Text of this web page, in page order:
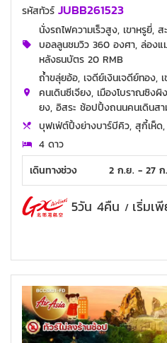
รหัสทัวร์ JUBB261523
นั่งรถไฟความเร็วสูง, เขาหรูยี่,
บอลลูนชมวิว 360 องศา, ล่องแ
หลังธนบัตร 20 RMB
ถ้ำขลุ่ยอ้อ, เจดีย์เงินเจดีย์ทอง,
คนเดินซีเจียง, เมืองโบราณซิง
ยง, อิสระ ช้อปปิ้งถนนคนเดินส
บุฟเฟ่ต์ปิ้งย่างบาร์บีคิว, สุกี้เห็ด
4 ดาว
เดินทางช่วง
2 ก.ย. - 27
5วัน 4คืน / เริ่มเ